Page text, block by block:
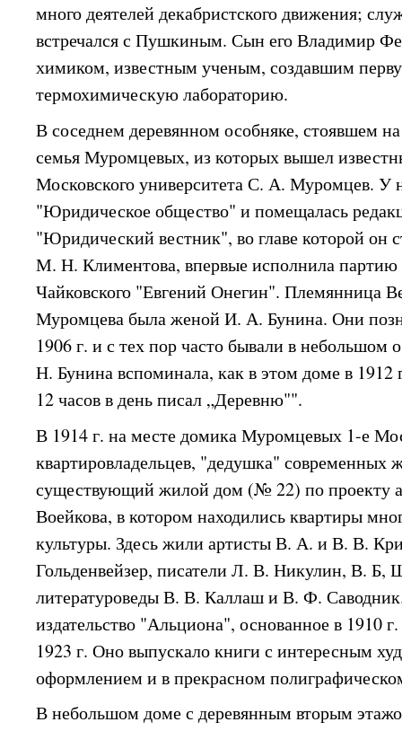
много деятелей декабристского движения;
встречался с Пушкиным. Сын его Владимир
химиком, известным ученым, создавшим
термохимическую лабораторию.
В соседнем деревянном особняке, стоявшем
семья Муромцевых, из которых вышел
Московского университета С. А. Муромцев. У
"Юридическое общество" и помещалась
"Юридический вестник", во главе которой он
М. Н. Климентова, впервые исполнила партию
Чайковского "Евгений Онегин". Племянница
Муромцева была женой И. А. Бунина. Они
1906 г. и с тех пор часто бывали в
Н. Бунина вспоминала, как в этом доме в 1912
12 часов в день писал „Деревню"".
В 1914 г. на месте домика Муромцевых 1-е
квартировладельцев, "дедушка" современных
существующий жилой дом (№ 22) по проекту
Воейкова, в котором находились квартиры
культуры. Здесь жили артисты В. А. и В. В.
Гольденвейзер, писатели Л. В. Никулин, В. Б,
литературоведы В. В. Каллаш и В. Ф.
издательство "Альциона", основанное в 1910
1923 г. Оно выпускало книги с интересным
оформлением и в прекрасном
В небольшом доме с деревянным вторым